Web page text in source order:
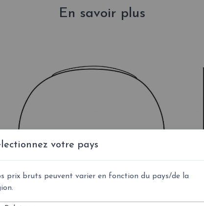
votre pays
prix bruts peuvent varier en fonction du pays/de la
En savoir plus